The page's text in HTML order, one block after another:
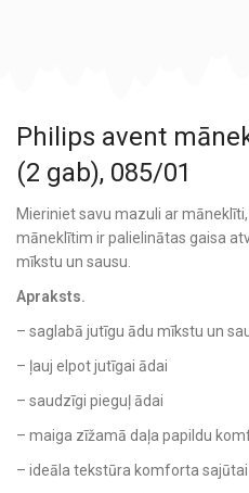
Philips avent
(2 gab), 085/01
Mieriniet savu mazuli ar
māneklītim ir palielinātas gaisa
mīkstu un sausu.
Apraksts.
– saglabā jutīgu ādu mīkstu un
– ļauj elpot jutīgai ādai
– saudzīgi pieguļ ādai
– maiga zīžamā daļa papildu
– ideāla tekstūra komforta sajūtai